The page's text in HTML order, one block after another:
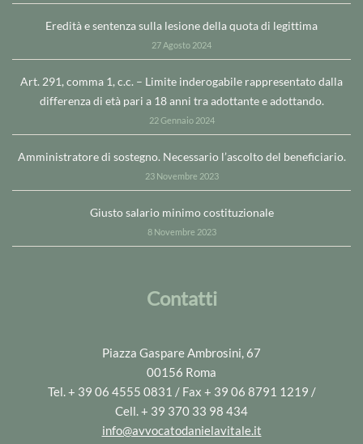
Eredità e sentenza sulla lesione della quota di legittima
27 Agosto 2024
Art. 291, comma 1, c.c. – Limite inderogabile rappresentato dalla
differenza di età pari a 18 anni tra adottante e adottando.
22 Gennaio 2024
Amministratore di sostegno. Necessario l’ascolto del beneficiario.
23 Novembre 2023
Giusto salario minimo costituzionale
8 Novembre 2023
Contatti
Piazza Gaspare Ambrosini, 67
00156 Roma
Tel. + 39 06 4555 0831 / Fax + 39 06 8791 1219 /
Cell. + 39 370 33 98 434
info@avvocatodanielavitale.it